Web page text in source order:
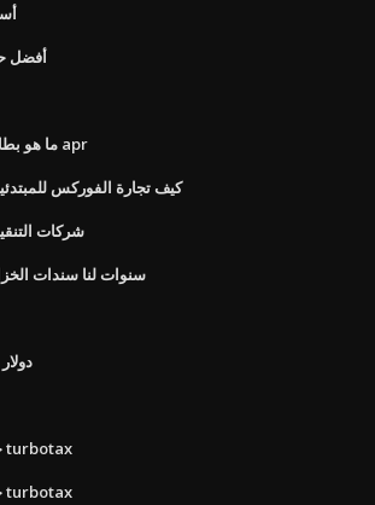
أفضل
ما هو بطاقة الائتمان معدل فائدة apr
كيف تجارة الفوركس
شركات
10 سنوات لنا سندات
1
خيارات الأسهم ممارسة turbotax
خيارات الأسهم ممارسة turbotax